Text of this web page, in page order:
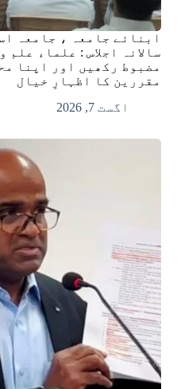
ابنائے جامعہ ، جامعہ
سالانہ اجلاس : علماء علم
مضبوط رکھیں اور اپنا
مقررین کا اظہارِ خیال
اگست 7, 2026